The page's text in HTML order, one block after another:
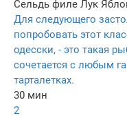
Сельдь филе Лук
Для следующего
попробовать этот
одесски, - это такая
сочетается с любым
тарталетках.
30 мин
2